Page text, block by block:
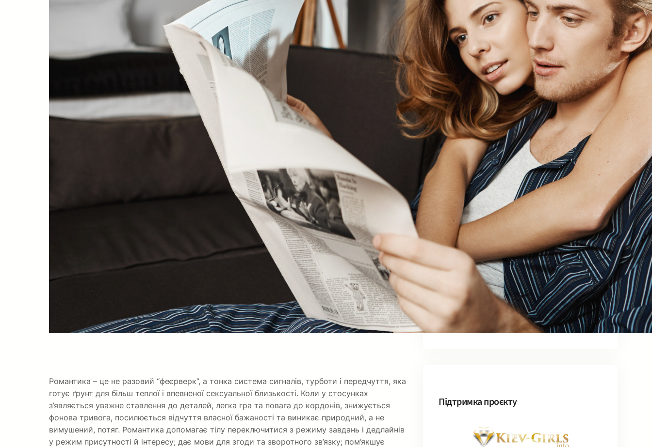
Романтика – це не разовий “феєрверк”, а тонка система сигналів, турботи і передчуття, яка
готує ґрунт для більш теплої і впевненої сексуальної близькості. Коли у стосунках
з’являється уважне ставлення до деталей, легка гра та повага до кордонів, знижується
фонова тривога, посилюється відчуття власної бажаності та виникає природний, а не
вимушений, потяг. Романтика допомагає тілу переключитися з режиму завдань і дедлайнів
у режим присутності й інтересу; дає мови для згоди та зворотного зв’язку; пом’якшує
Сексуальна енергія
Останні публікації
Як сексуальна енергія формує психіку,
емоції та якість стосунків
27 Серпня, 2025
Сексуальна енергія як джерело
здоров’я, пристрасті та гармонії у
стосунках
21 Серпня, 2025
Вплив сексуального життя на здоров’я
та психологічну рівновагу
12 Серпня, 2025
Як сексуальна активність впливає на
здоров’я і зміцнює гармонію
9 Серпня, 2025
Способи додати романтику в
сексуальні стосунки та зберегти
гармонію
2 Серпня, 2025
Підтримка проєкту